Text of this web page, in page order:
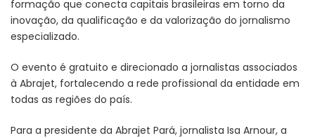
formação que conecta capitais brasileiras em torno da
inovação, da qualificação e da valorização do jornalismo
especializado.
O evento é gratuito e direcionado a jornalistas associados
à Abrajet, fortalecendo a rede profissional da entidade em
todas as regiões do país.
Para a presidente da Abrajet Pará, jornalista Isa Arnour, a